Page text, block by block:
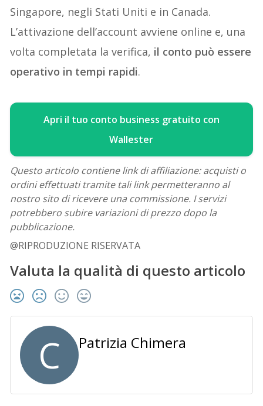
Singapore, negli Stati Uniti e in Canada.
L’attivazione dell’account avviene online e, una
volta completata la verifica, il conto può essere
operativo in tempi rapidi.
Apri il tuo conto business gratuito con
Wallester
Questo articolo contiene link di affiliazione: acquisti o
ordini effettuati tramite tali link permetteranno al
nostro sito di ricevere una commissione. I servizi
potrebbero subire variazioni di prezzo dopo la
pubblicazione.
@RIPRODUZIONE RISERVATA
Valuta la qualità di questo articolo
C Patrizia Chimera